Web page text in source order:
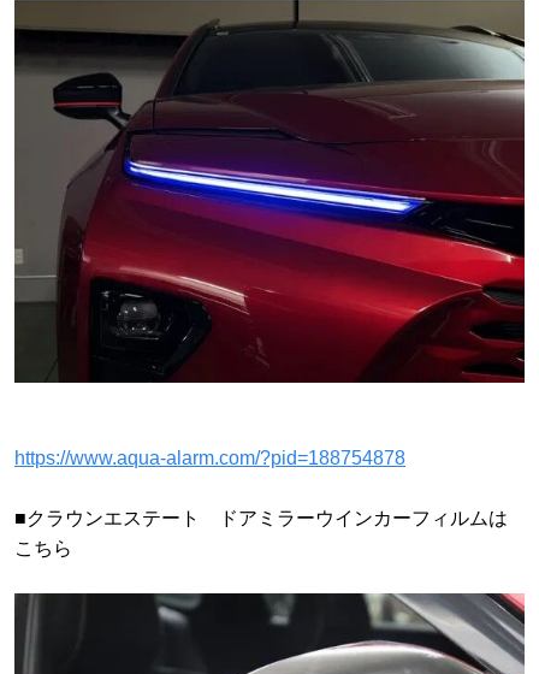
https://www.aqua-alarm.com/?pid=188754878
■クラウンエステート ドアミラーウインカーフィルムは
こちら